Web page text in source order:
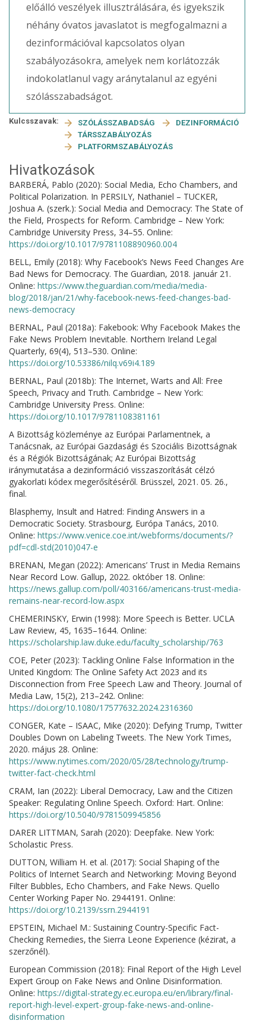
előálló veszélyek illusztrálására, és igyekszik
néhány óvatos javaslatot is megfogalmazni a
dezinformációval kapcsolatos olyan
szabályozásokra, amelyek nem korlátozzák
indokolatlanul vagy aránytalanul az egyéni
szólásszabadságot.
Kulcsszavak: SZÓLÁSSZABADSÁG
DEZINFORMÁCIÓ
TÁRSSZABÁLYOZÁS
PLATFORMSZABÁLYOZÁS
Hivatkozások
BARBERÁ, Pablo (2020): Social Media, Echo Chambers, and
Political Polarization. In PERSILY, Nathaniel – TUCKER,
Joshua A. (szerk.): Social Media and Democracy: The State of
the Field, Prospects for Reform. Cambridge – New York:
Cambridge University Press, 34–55. Online:
https://doi.org/10.1017/9781108890960.004
BELL, Emily (2018): Why Facebook’s News Feed Changes Are
Bad News for Democracy. The Guardian, 2018. január 21.
Online: https://www.theguardian.com/media/media-
blog/2018/jan/21/why-facebook-news-feed-changes-bad-
news-democracy
BERNAL, Paul (2018a): Fakebook: Why Facebook Makes the
Fake News Problem Inevitable. Northern Ireland Legal
Quarterly, 69(4), 513–530. Online:
https://doi.org/10.53386/nilq.v69i4.189
BERNAL, Paul (2018b): The Internet, Warts and All: Free
Speech, Privacy and Truth. Cambridge – New York:
Cambridge University Press. Online:
https://doi.org/10.1017/9781108381161
A Bizottság közleménye az Európai Parlamentnek, a
Tanácsnak, az Európai Gazdasági és Szociális Bizottságnak
és a Régiók Bizottságának; Az Európai Bizottság
iránymutatása a dezinformáció visszaszorítását célzó
gyakorlati kódex megerősítéséről. Brüsszel, 2021. 05. 26.,
final.
Blasphemy, Insult and Hatred: Finding Answers in a
Democratic Society. Strasbourg, Európa Tanács, 2010.
Online: https://www.venice.coe.int/webforms/documents/?
pdf=cdl-std(2010)047-e
BRENAN, Megan (2022): Americans’ Trust in Media Remains
Near Record Low. Gallup, 2022. október 18. Online:
https://news.gallup.com/poll/403166/americans-trust-media-
remains-near-record-low.aspx
CHEMERINSKY, Erwin (1998): More Speech is Better. UCLA
Law Review, 45, 1635–1644. Online:
https://scholarship.law.duke.edu/faculty_scholarship/763
COE, Peter (2023): Tackling Online False Information in the
United Kingdom: The Online Safety Act 2023 and its
Disconnection from Free Speech Law and Theory. Journal of
Media Law, 15(2), 213–242. Online:
https://doi.org/10.1080/17577632.2024.2316360
CONGER, Kate – ISAAC, Mike (2020): Defying Trump, Twitter
Doubles Down on Labeling Tweets. The New York Times,
2020. május 28. Online:
https://www.nytimes.com/2020/05/28/technology/trump-
twitter-fact-check.html
CRAM, Ian (2022): Liberal Democracy, Law and the Citizen
Speaker: Regulating Online Speech. Oxford: Hart. Online:
https://doi.org/10.5040/9781509945856
DARER LITTMAN, Sarah (2020): Deepfake. New York:
Scholastic Press.
DUTTON, William H. et al. (2017): Social Shaping of the
Politics of Internet Search and Networking: Moving Beyond
Filter Bubbles, Echo Chambers, and Fake News. Quello
Center Working Paper No. 2944191. Online:
https://doi.org/10.2139/ssrn.2944191
EPSTEIN, Michael M.: Sustaining Country-Specific Fact-
Checking Remedies, the Sierra Leone Experience (kézirat, a
szerzőnél).
European Commission (2018): Final Report of the High Level
Expert Group on Fake News and Online Disinformation.
Online: https://digital-strategy.ec.europa.eu/en/library/final-
report-high-level-expert-group-fake-news-and-online-
disinformation